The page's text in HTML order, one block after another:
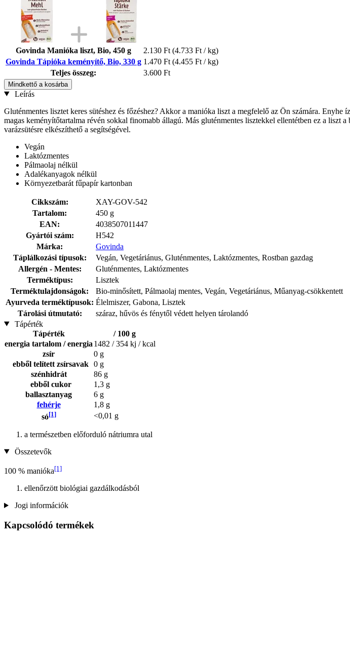
Govinda Manióka liszt, Bio, 450 g 2.130 Ft (4.733 Ft / kg)
Govinda Tápióka keményítő, Bio, 330 g 1.470 Ft (4.455 Ft / kg)
Teljes összeg:
3.600 Ft
Mindkettő a kosárba
Leírás
Gluténmentes lisztet keres sütéshez és főzéshez? Akkor a manióka liszt a megfelelő az Ön számára.
magas keményítőtartalma révén sokkal finomabb állagú. Más gluténmentes lisztekkel ellentétben ez a liszt
varázsütésre elkészíthető a segítségével.
Vegán
Laktózmentes
Pálmaolaj nélkül
Adalékanyagok nélkül
Környezetbarát fűpapír kartonban
Cikkszám:
XAY-GOV-542
Tartalom:
450 g
EAN:
4038507011447
Gyártói szám:
H542
Márka:
Govinda
Táplálkozási típusok:
Vegán, Vegetáriánus, Gluténmentes, Laktózmentes, Rostban gazdag
Allergén - Mentes:
Gluténmentes, Laktózmentes
Terméktípus:
Lisztek
Terméktulajdonságok:
Bio-minősített, Pálmaolaj mentes, Vegán, Vegetáriánus, Műanyag-csökkentett
Ayurveda terméktípusok: Élelmiszer, Gabona, Lisztek
Tárolási útmutató:
száraz, hűvös és fénytől védett helyen tárolandó
Tápérték
Tápérték
/ 100 g
energia tartalom / energia 1482 / 354 kj / kcal
zsír
0 g
ebből telített zsírsavak 0 g
szénhidrát
86 g
ebből cukor
1,3 g
ballasztanyag
6 g
fehérje
1,8 g
só[1] <0,01 g
a természetben előforduló nátriumra utal
Összetevők
100 % manióka[1]
ellenőrzött biológiai gazdálkodásból
Jogi információk
Kapcsolódó termékek